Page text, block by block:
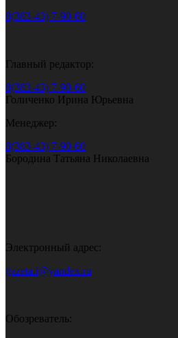
8(383-43) 7-90-60
Главный редактор:
8(383-43) 7-90-60
Голиченко Ирина Юрьевна
Менеджер:
8(383-43) 7-90-60
Бородина Татьяна Николаевна
Электронный адрес:
gazeta.i@yandex.ru
Обозреватель: